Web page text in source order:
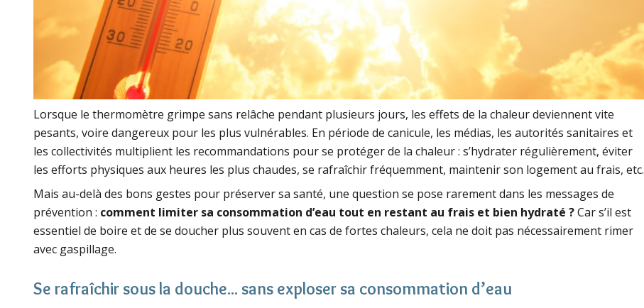
Lorsque le thermomètre grimpe sans relâche pendant plusieurs jours, les effets de la chaleur deviennent vite
pesants, voire dangereux pour les plus vulnérables. En période de canicule, les médias, les autorités sanitaires et
les collectivités multiplient les recommandations pour se protéger de la chaleur : s’hydrater régulièrement, éviter
les efforts physiques aux heures les plus chaudes, se rafraîchir fréquemment, maintenir son logement au frais, etc.
Mais au-delà des bons gestes pour préserver sa santé, une question se pose rarement dans les messages de
prévention : comment limiter sa consommation d’eau tout en restant au frais et bien hydraté ?Car s’il est
essentiel de boire et de se doucher plus souvent en cas de fortes chaleurs, cela ne doit pas nécessairement rimer
avec gaspillage.
Se rafraîchir sous la douche... sans exploser sa consommation d’eau